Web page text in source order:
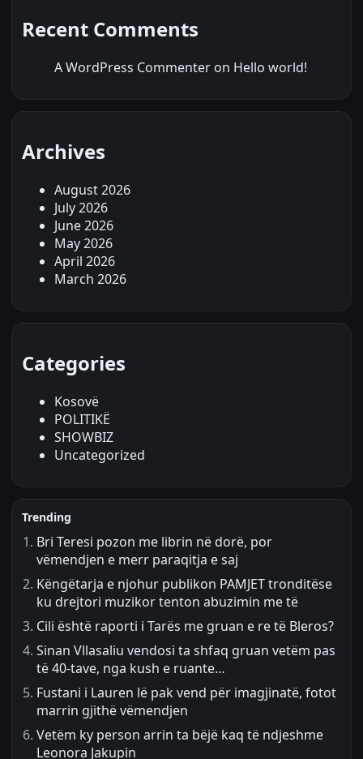
Recent Comments
A WordPress Commenter on Hello world!
Archives
August 2026
July 2026
June 2026
May 2026
April 2026
March 2026
Categories
Kosovë
POLITIKË
SHOWBIZ
Uncategorized
Trending
Bri Teresi pozon me librin në dorë, por
vëmendjen e merr paraqitja e saj
Këngëtarja e njohur publikon PAMJET tronditëse
ku drejtori muzikor tenton abuzimin me të
Cili është raporti i Tarës me gruan e re të Bleros?
Sinan Vllasaliu vendosi ta shfaq gruan vetëm pas
të 40-tave, nga kush e ruante…
Fustani i Lauren lë pak vend për imagjinatë, fotot
marrin gjithë vëmendjen
Vetëm ky person arrin ta bëjë kaq të ndjeshme
Leonora Jakupin